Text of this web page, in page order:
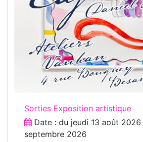
Sorties Exposition artistique
Date : du jeudi 13 août 2026
septembre 2026